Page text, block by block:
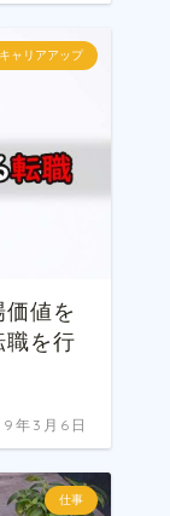
ャリアアップ
値を
職を行
年3月6日
仕事